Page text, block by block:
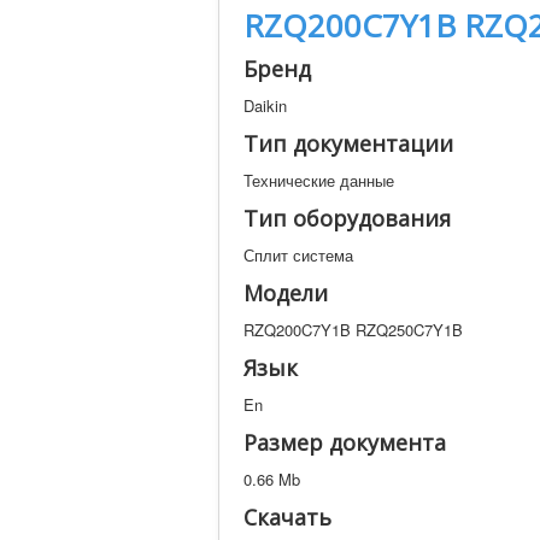
RZQ200C7Y1B
Бренд
Daikin
Тип документации
Технические данные
Тип оборудования
Сплит система
Модели
RZQ200C7Y1B RZQ250C7Y1B
Язык
En
Размер документа
0.66 Mb
Скачать